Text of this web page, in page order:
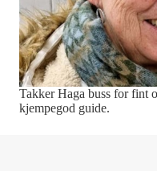
Takker Haga buss for fint
kjempegod guide.